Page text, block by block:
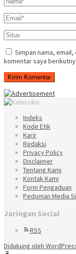
Simpan nama,
komentar saya
Indeks
Kode Etik
Karir
Redaksi
Privacy Policy
Disclaimer
Tentang Kami
Kontak Kami
Form Pengaduan
Pedoman Media
Jaringan Social
RSS
Didukung oleh